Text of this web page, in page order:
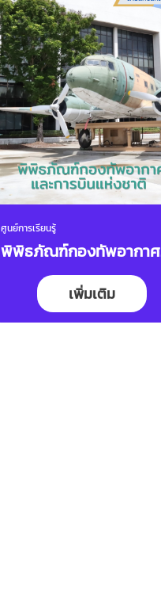
ศูนย์การเรียนรู้
พิพิธภัณฑ์กองทัพอากาศ
และการบินแห่งชาติ
เพิ่มเติม